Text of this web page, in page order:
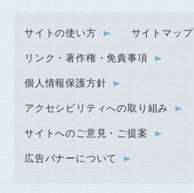
サイトの使い方 サイトマップ
リンク・著作権・免責事項
個人情報保護方針
アクセシビリティへの取り組み
サイトへのご意見・ご提案
広告バナーについて